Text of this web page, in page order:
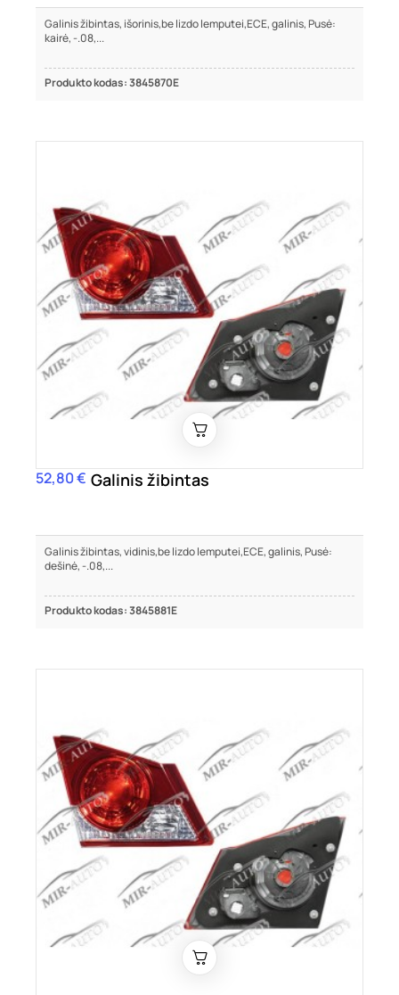
Galinis žibintas, išorinis,be lizdo lemputei,ECE, galinis, Pusė:
kairė, -.08,...
Produkto kodas: 3845870E
Kaina
52,80 € Galinis žibintas
Galinis žibintas, vidinis,be lizdo lemputei,ECE, galinis, Pusė:
dešinė, -.08,...
Produkto kodas: 3845881E